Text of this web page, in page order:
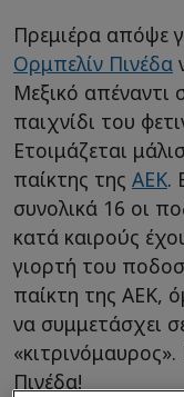
Πρεμιέρα απόψε
Ορμπελίν Πινέδα
Μεξικό
παιχνίδι του
Ετοιμάζεται
παίκτης της ΑΕΚ.
συνολικά 16 οι
κατά καιρούς
γιορτή του
παίκτη της ΑΕΚ,
να συμμετάσχει
Πινέδα!